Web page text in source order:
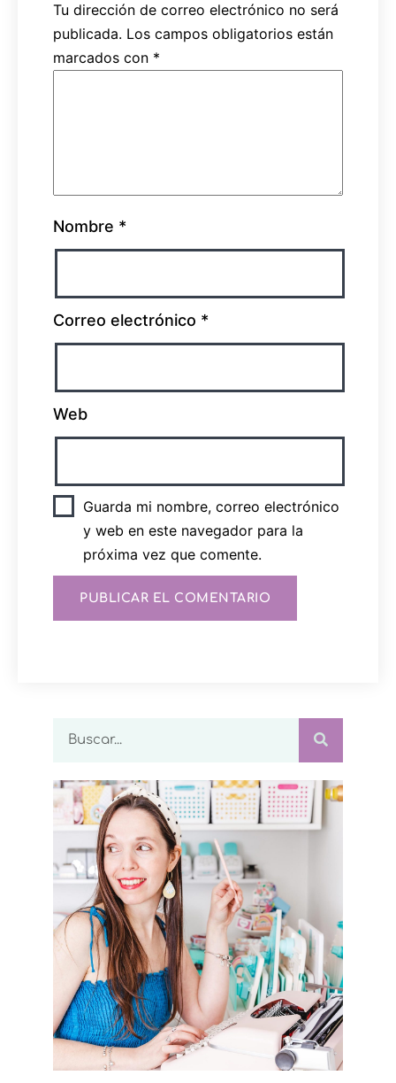
Tu dirección de correo electrónico no será
publicada. Los campos obligatorios están
marcados con *
Nombre *
Correo electrónico *
Web
Guarda mi nombre, correo electrónico
y web en este navegador para la
próxima vez que comente.